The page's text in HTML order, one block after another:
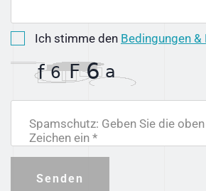
Ich stimme den Bedingungen
Spamschutz: Geben Sie die
Zeichen ein *
Senden